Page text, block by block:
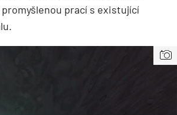
prací s existující